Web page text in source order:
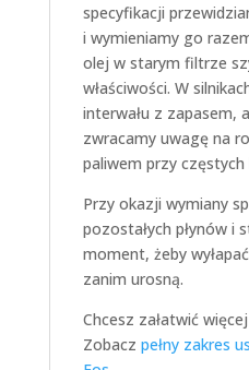
specyfikacji
i wymieniamy go
olej w starym filtrze
właściwości. W
interwału z zapasem,
zwracamy uwagę na
paliwem przy
Przy okazji wymiany
pozostałych płynów i
moment, żeby
zanim urosną.
Chcesz załatwić
Zobacz pełny zakres